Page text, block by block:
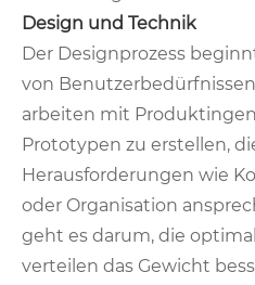
Design und Technik
Der Designprozess
von
arbeiten mit
Prototypen zu erstellen,
Herausforderungen wie
oder Organisation
geht es darum, die
verteilen das Gewicht